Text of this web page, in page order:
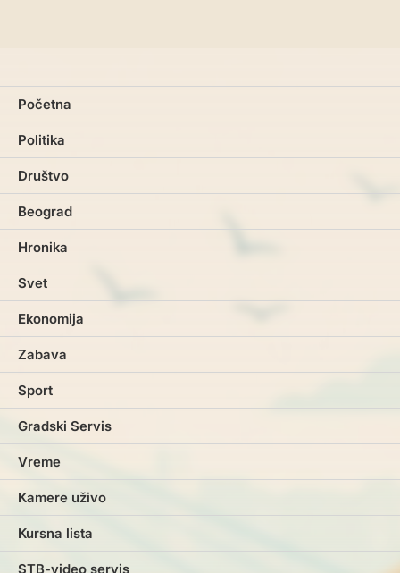
Početna
Politika
Društvo
Beograd
Hronika
Svet
Ekonomija
Zabava
Sport
Gradski Servis
Vreme
Kamere uživo
Kursna lista
STB-video servis